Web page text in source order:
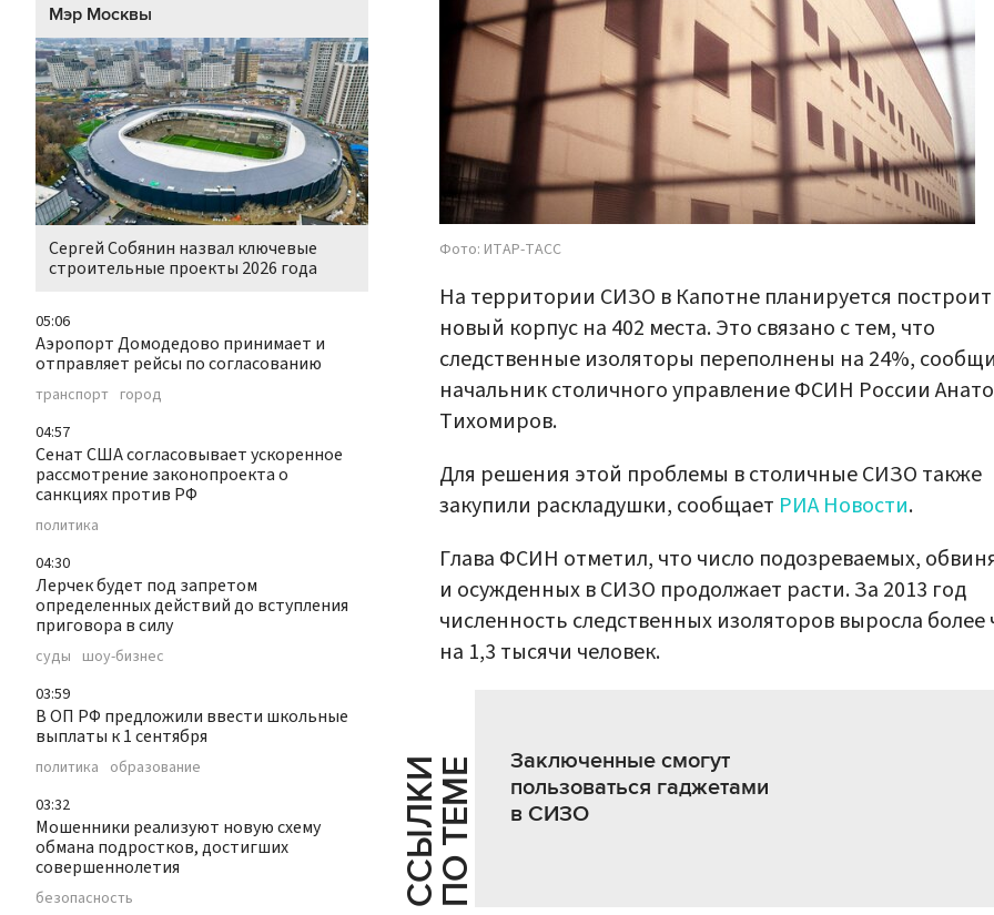
Мэр Москвы
Сергей Собянин назвал ключевые
строительные проекты 2026 года
05:06
Аэропорт Домодедово принимает и
отправляет рейсы по согласованию
транспорт город
04:57
Сенат США согласовывает ускоренное
рассмотрение законопроекта о
санкциях против РФ
политика
04:30
Лерчек будет под запретом
определенных действий до вступления
приговора в силу
суды шоу-бизнес
03:59
В ОП РФ предложили ввести школьные
выплаты к 1 сентября
политика образование
03:32
Мошенники реализуют новую схему
обмана подростков, достигших
совершеннолетия
безопасность
Фото: ИТАР-ТАСС
На территории СИЗО в Капотне планируется
новый корпус на 402 места. Это связано с тем, что
следственные изоляторы переполнены на 24%,
начальник столичного управление ФСИН России
Тихомиров.
Для решения этой проблемы в столичные СИЗО также
закупили раскладушки, сообщает РИА Новости.
Глава ФСИН отметил, что число подозреваемых,
и осужденных в СИЗО продолжает расти. За 2013 год
численность следственных изоляторов выросла более
на 1,3 тысячи человек.
С
С
Ы
Л
К
И
П
О
Т
Е
МЕ
Заключенные смогут
пользоваться гаджетами
в СИЗО